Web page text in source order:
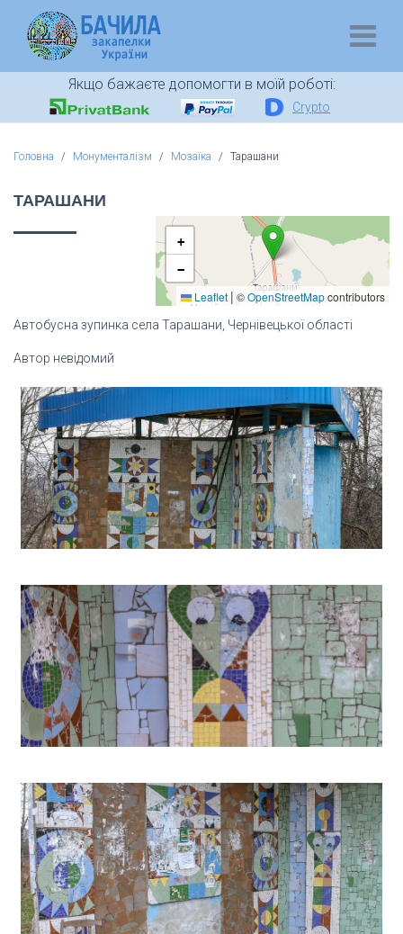
Якщо бажаєте допомогти в моїй роботі:
Crypto
Головна Монументалізм Мозаїка Тарашани
ТАРАШАНИ
+
−
Leaflet | ©OpenStreetMapcontributors
Автобусна зупинка села Тарашани, Чернівецької області
Автор невідомий